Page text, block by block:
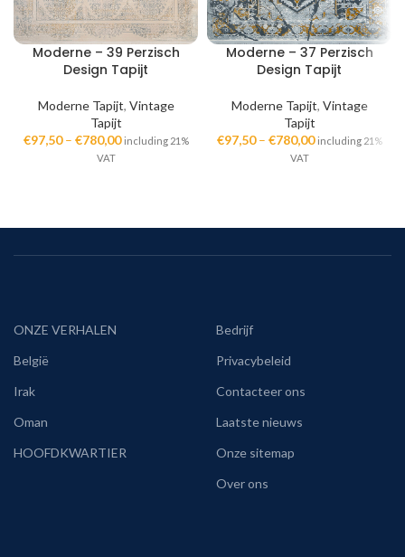
Moderne – 39 Perzisch
Design Tapijt
Moderne Tapijt, Vintage
Tapijt
€97,50– €780,00 including 21%
VAT
Moderne – 37 Perzisch
Design Tapijt
Moderne Tapijt, Vintage
Tapijt
€97,50– €780,00 including 21%
VAT
ONZE VERHALEN
België
Irak
Oman
HOOFDKWARTIER
Bedrijf
Privacybeleid
Contacteer ons
Laatste nieuws
Onze sitemap
Over ons